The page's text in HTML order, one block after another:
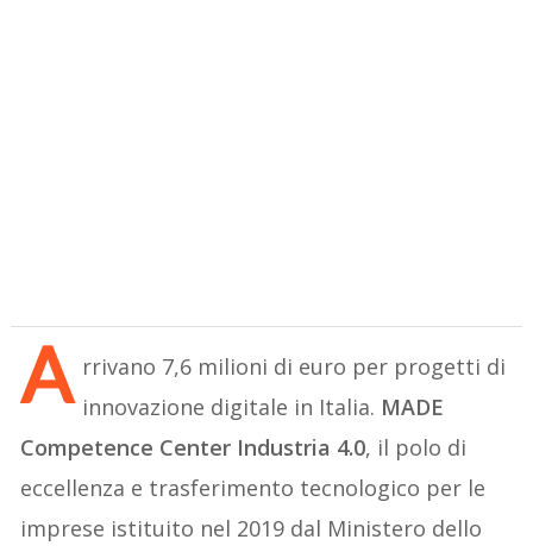
A rrivano 7,6 milioni di euro per progetti di
innovazione digitale in Italia. MADE
Competence Center Industria 4.0, il polo di
eccellenza e trasferimento tecnologico per le
imprese istituito nel 2019 dal Ministero dello